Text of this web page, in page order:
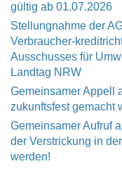
gültig ab 01.07.2026
Stellungnahme der
Verbraucher-
Ausschusses für
Landtag NRW
Gemeinsamer Appell
zukunftsfest gemacht
Gemeinsamer Aufruf
der Verstrickung in
werden!